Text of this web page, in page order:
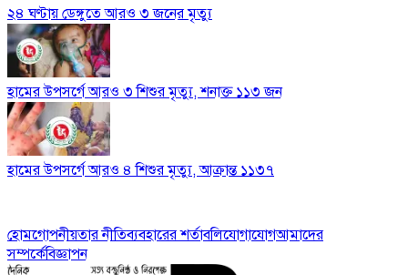
২৪ ঘণ্টায় ডেঙ্গুতে আরও ৩ জনের মৃত্যু
হামের উপসর্গে আরও ৩ শিশুর মৃত্যু, শনাক্ত ১১৩ জন
হামের উপসর্গে আরও ৪ শিশুর মৃত্যু, আক্রান্ত ১১৩৭
হোমগোপনীয়তার নীতিব্যবহারের শর্তাবলিযোগাযোগআমাদের
সম্পর্কেবিজ্ঞাপন